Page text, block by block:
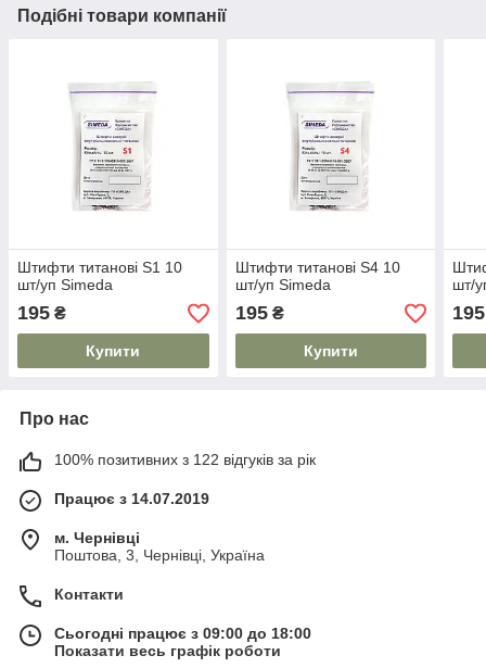
Подібні товари компанії
Штифти титанові S1 10
шт/уп Simeda
195 ₴
Купити
Штифти титанові S4 10
шт/уп Simeda
195₴
Купити
шт/
195
Про нас
100% позитивних з 122 відгуків за рік
Працює з 14.07.2019
м. Чернівці
Поштова, 3, Чернівці, Україна
Контакти
Сьогодні працює з 09:00 до 18:00
Показати весь графік роботи